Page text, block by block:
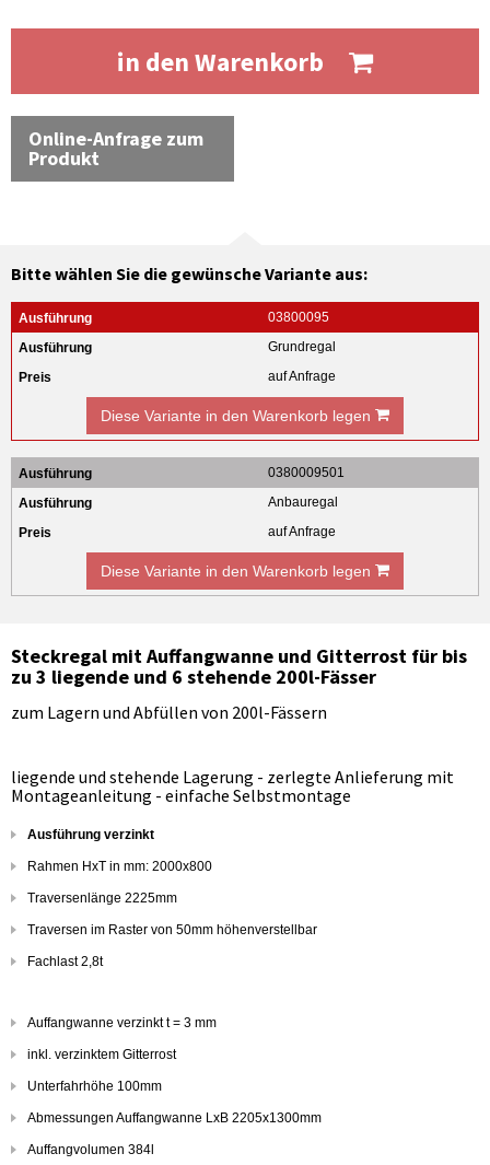
in den Warenkorb
Online-Anfrage zum
Produkt
Bitte wählen Sie die gewünsche Variante aus:
03800095
Grundregal
auf Anfrage
Diese Variante in den Warenkorb legen
0380009501
Anbauregal
auf Anfrage
Diese Variante in den Warenkorb legen
Steckregal mit Auffangwanne und Gitterrost für bis
zu 3 liegende und 6 stehende 200l-Fässer
zum Lagern und Abfüllen von 200l-Fässern
liegende und stehende Lagerung - zerlegte Anlieferung mit
Montageanleitung - einfache Selbstmontage
Ausführung verzinkt
Rahmen HxT in mm: 2000x800
Traversenlänge 2225mm
Traversen im Raster von 50mm höhenverstellbar
Fachlast 2,8t
Auffangwanne verzinkt t = 3 mm
inkl. verzinktem Gitterrost
Unterfahrhöhe 100mm
Abmessungen Auffangwanne LxB 2205x1300mm
Auffangvolumen 384l